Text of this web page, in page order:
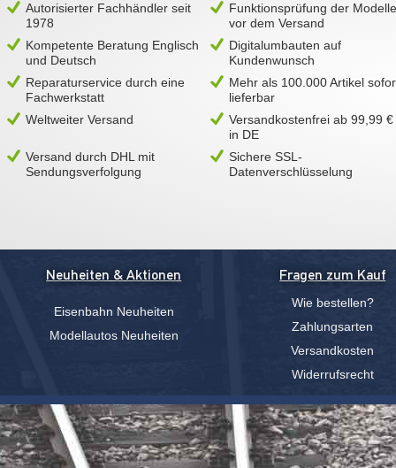
Autorisierter Fachhändler seit
1978
Funktionsprüfung der Modelle
vor dem Versand
Kompetente Beratung Englisch
und Deutsch
Digitalumbauten auf
Kundenwunsch
Reparaturservice durch eine
Fachwerkstatt
Mehr als 100.000 Artikel
lieferbar
Weltweiter Versand
Versandkostenfrei ab 99,99 €
in DE
Versand durch DHL mit
Sendungsverfolgung
Sichere SSL-
Datenverschlüsselung
Neuheiten & Aktionen
Eisenbahn Neuheiten
Modellautos Neuheiten
Fragen zum Kauf
Wie bestellen?
Zahlungsarten
Versandkosten
Widerrufsrecht